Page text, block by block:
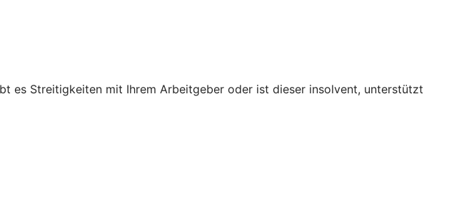
es Streitigkeiten mit Ihrem Arbeitgeber oder ist dieser insolvent, unterstützt